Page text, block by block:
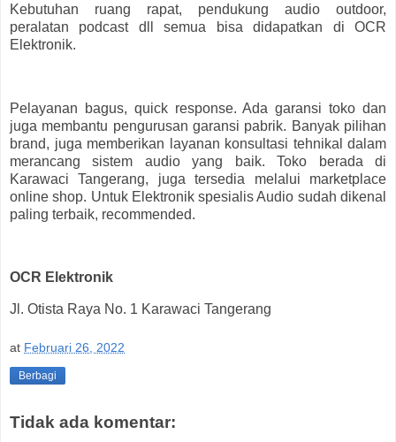
Kebutuhan ruang rapat, pendukung audio outdoor,
peralatan podcast dll semua bisa didapatkan di OCR
Elektronik.
Pelayanan bagus, quick response. Ada garansi toko dan
juga membantu pengurusan garansi pabrik. Banyak pilihan
brand, juga memberikan layanan konsultasi tehnikal dalam
merancang sistem audio yang baik. Toko berada di
Karawaci Tangerang, juga tersedia melalui marketplace
online shop. Untuk Elektronik spesialis Audio sudah dikenal
paling terbaik, recommended.
OCR Elektronik
Jl. Otista Raya No. 1 Karawaci Tangerang
at Februari 26, 2022
Berbagi
Tidak ada komentar: